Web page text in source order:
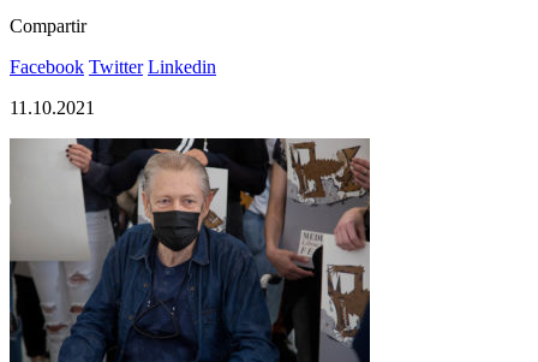
Compartir
Facebook Twitter Linkedin
11.10.2021